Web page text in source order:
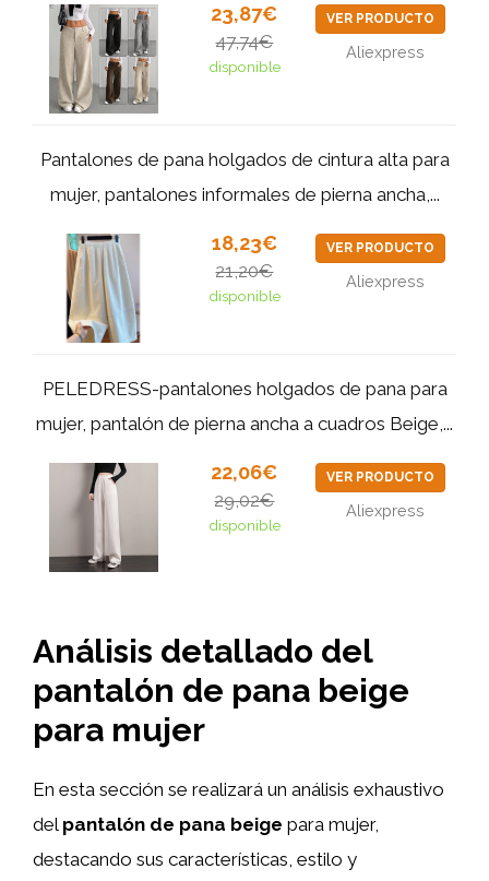
23,87€
47,74€
disponible
VER PRODUCTO
Aliexpress
Pantalones de pana holgados de cintura alta para
mujer, pantalones informales de pierna ancha,...
18,23€
21,20€
disponible
VER PRODUCTO
Aliexpress
PELEDRESS-pantalones holgados de pana para
mujer, pantalón de pierna ancha a cuadros Beige,...
22,06€
29,02€
disponible
VER PRODUCTO
Aliexpress
Análisis detallado del
pantalón de pana beige
para mujer
En esta sección se realizará un análisis exhaustivo
del pantalón de pana beige para mujer,
destacando sus características, estilo y